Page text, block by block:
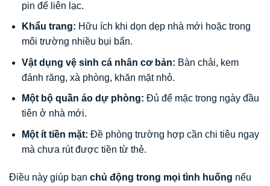
pin để liên lạc.
Khẩu trang: Hữu ích khi dọn dẹp nhà mới hoặc trong
môi trường nhiều bụi bẩn.
Vật dụng vệ sinh cá nhân cơ bản: Bàn chải, kem
đánh răng, xà phòng, khăn mặt nhỏ.
Một bộ quần áo dự phòng: Đủ để mặc trong ngày đầu
tiên ở nhà mới.
Một ít tiền mặt: Đề phòng trường hợp cần chi tiêu ngay
mà chưa rút được tiền từ thẻ.
Điều này giúp bạn chủ động trong mọi tình huống nếu